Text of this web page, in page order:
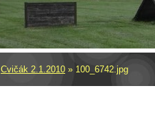
Cvičák 2.1.2010 » 100_6742.jpg